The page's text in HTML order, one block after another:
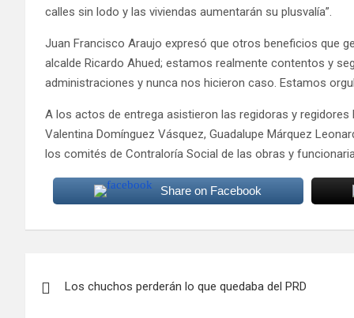
calles sin lodo y las viviendas aumentarán su plusvalía”.
Juan Francisco Araujo expresó que otros beneficios que
alcalde Ricardo Ahued; estamos realmente contentos y
administraciones y nunca nos hicieron caso. Estamos
A los actos de entrega asistieron las regidoras y
Valentina Domínguez Vásquez, Guadalupe Márquez
los comités de Contraloría Social de las obras y
Share on Facebook
de
Los chuchos perderán lo que quedaba del PRD